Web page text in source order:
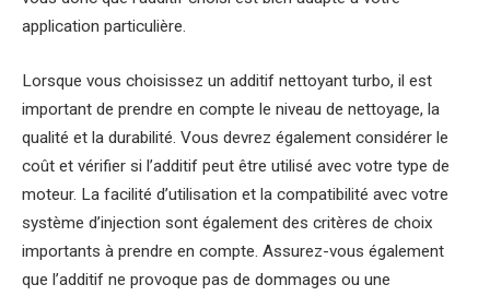
application particulière.
Lorsque vous choisissez un additif nettoyant turbo, il est
important de prendre en compte le niveau de nettoyage, la
qualité et la durabilité. Vous devrez également considérer le
coût et vérifier si l’additif peut être utilisé avec votre type de
moteur. La facilité d’utilisation et la compatibilité avec votre
système d’injection sont également des critères de choix
importants à prendre en compte. Assurez-vous également
que l’additif ne provoque pas de dommages ou une